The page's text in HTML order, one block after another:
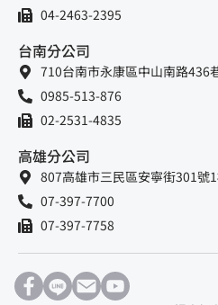
04-2463-2395
台南分公司
710台南市永康區中山南路436
0985-513-876
02-2531-4835
高雄分公司
807高雄市三民區安寧街301號
07-397-7700
07-397-7758